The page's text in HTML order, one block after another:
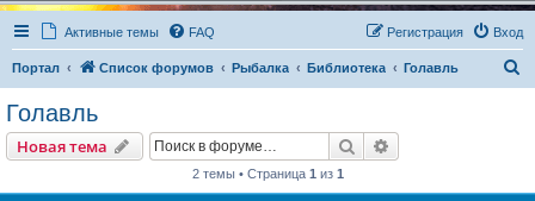
Активные темы FAQ Вход
Регистрация
Портал Список форумов Рыбалка Библиотека Голавль
Голавль
Новая тема Поиск
2 темы • Страница 1 из 1